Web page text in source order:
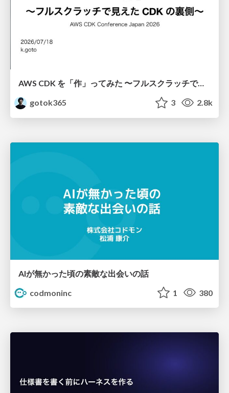
AWS CDK を「作」ってみた 〜フルスクラッチで見えた CDK の裏側〜 / aws-cdk-from-scratch
gotok365
3 2.8k
AIが無かった頃の素敵な出会いの話
codmoninc
1 380